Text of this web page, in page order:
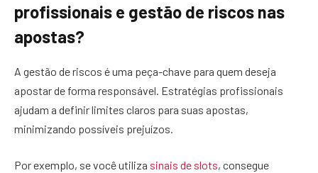
profissionais e gestão de riscos nas
apostas?
A gestão de riscos é uma peça-chave para quem deseja
apostar de forma responsável. Estratégias profissionais
ajudam a definir limites claros para suas apostas,
minimizando possíveis prejuízos.
Por exemplo, se você utiliza sinais de slots, consegue